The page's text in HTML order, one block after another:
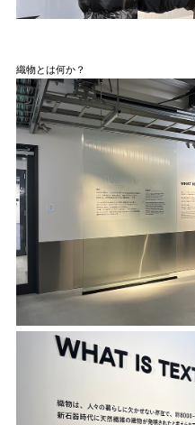
織物とは何か？